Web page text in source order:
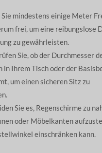
mindestens einige Meter
frei, um eine reibungslose
zu gewährleisten.
Sie, ob der Durchmesser
in Ihrem Tisch oder der
um einen sicheren Sitz zu
Sie es, Regenschirme zu
oder Möbelkanten
einschränken kann.